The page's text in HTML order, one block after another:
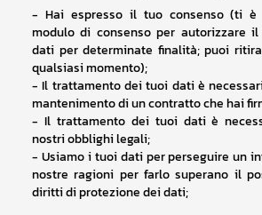
- Hai espresso il tuo consenso (ti
modulo di consenso per autorizzare
dati per determinate finalità; puoi
qualsiasi momento);
- Il trattamento dei tuoi dati è
mantenimento di un contratto che hai
- Il trattamento dei tuoi dati è
nostri obblighi legali;
- Usiamo i tuoi dati per perseguire un
nostre ragioni per farlo superano il
diritti di protezione dei dati;